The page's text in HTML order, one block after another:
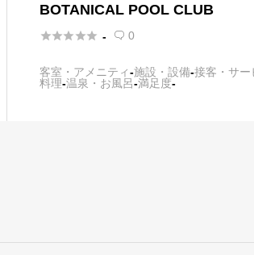
BOTANICAL POOL CLUB
 -  0
客室・アメニティ-施設・設備-接客・サー
料理-温泉・お風呂-満足度-